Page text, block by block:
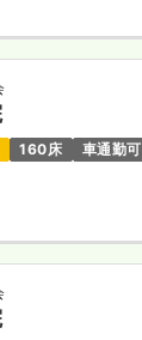
160床 車通勤可